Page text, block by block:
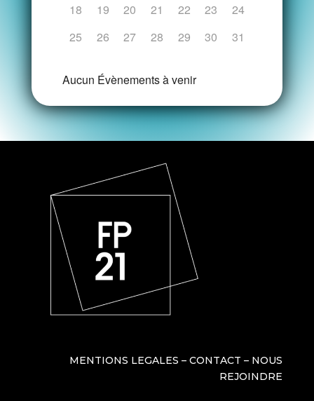
18
19 20 21 22 23
24
25
26 27 28 29 30 31
Aucun Évènements à venir
MENTIONS LEGALES–CONTACT – NOUS
REJOINDRE